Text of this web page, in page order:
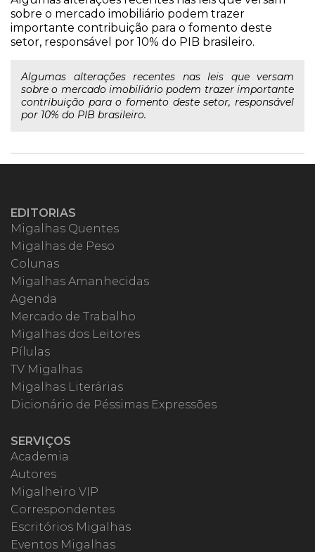
sobre o mercado imobiliário podem trazer
importante contribuição para o fomento deste
setor, responsável por 10% do PIB brasileiro.
Algumas alterações recentes nas leis que versam
sobre o mercado imobiliário podem trazer importante
contribuição para o fomento deste setor, responsável
por 10% do PIB brasileiro.
EDITORIAS
Migalhas Quentes
Migalhas de Peso
Colunas
Migalhas Amanhecidas
Agenda
Mercado de Trabalho
Migalhas dos Leitores
Pílulas
TV Migalhas
Migalhas Literárias
Dicionário de Péssimas Expressões
SERVIÇOS
Academia
Autores
Migalheiro VIP
Correspondentes
Escritórios Migalhas
Eventos Migalhas